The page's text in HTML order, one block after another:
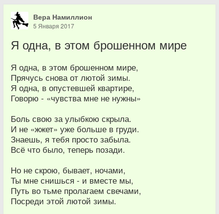
Вера Намиллион
5 Января 2017
Я одна, в этом брошенном мире
Я одна, в этом брошенном мире,
Прячусь снова от лютой зимы.
Я одна, в опустевшей квартире,
Говорю - «чувства мне не нужны»
Боль свою за улыбкою скрыла.
И не «жжет» уже больше в груди.
Знаешь, я тебя просто забыла.
Всё что было, теперь позади.
Но не скрою, бывает, ночами,
Ты мне снишься - и вместе мы,
Путь во тьме пролагаем свечами,
Посреди этой лютой зимы.